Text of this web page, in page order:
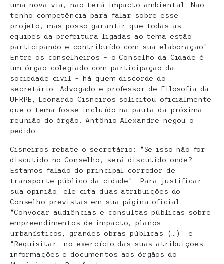
uma nova via, não terá impacto ambiental. Não
tenho competência para falar sobre esse
projeto, mas posso garantir que todas as
equipes da prefeitura ligadas ao tema estão
participando e contribuído com sua elaboração”.
Entre os conselheiros – o Conselho da Cidade é
um órgão colegiado com participação da
sociedade civil – há quem discorde do
secretário. Advogado e professor de Filosofia da
UFRPE, Leonardo Cisneiros solicitou oficialmente
que o tema fosse incluído na pauta da próxima
reunião do órgão. Antônio Alexandre negou o
pedido.
Cisneiros rebate o secretário: “Se isso não for
discutido no Conselho, será discutido onde?
Estamos falado do principal corredor de
transporte público da cidade”. Para justificar
sua opinião, ele cita duas atribuições do
Conselho previstas em sua página oficial:
“Convocar audiências e consultas públicas sobre
empreendimentos de impacto, planos
urbanísticos, grandes obras públicas (…)” e
“Requisitar, no exercício das suas atribuições,
informações e documentos aos órgãos do